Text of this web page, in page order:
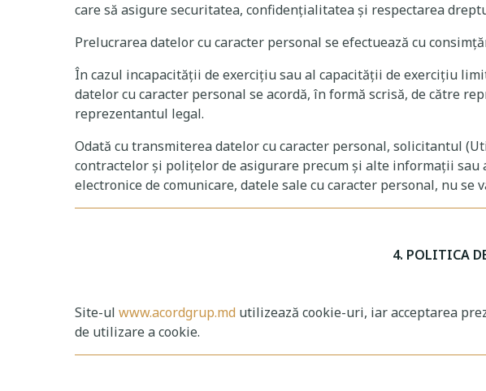
care să asigure securitatea, confidențialitatea și respectarea
Prelucrarea datelor cu caracter personal se efectuează cu
În cazul incapacităţii de exercițiu sau al capacităţii de exerciţiu
datelor cu caracter personal se acordă, în formă scrisă, de către
reprezentantul legal.
Odată cu transmiterea datelor cu caracter personal, solicitantul
contractelor și polițelor de asigurare precum și alte informații
electronice de comunicare, datele sale cu caracter personal, nu
4. POLITICA
Site-ul www.acordgrup.md utilizează cookie-uri, iar acceptarea
de utilizare a cookie.